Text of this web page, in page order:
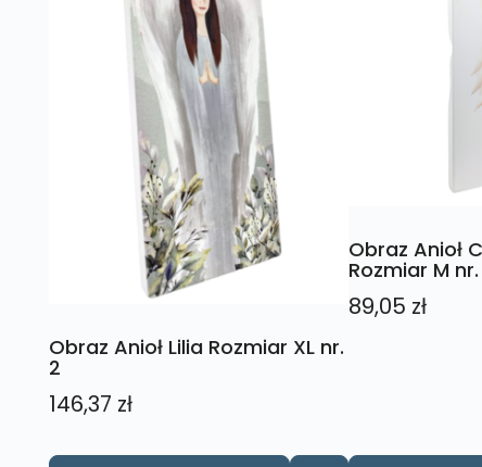
Obraz Anioł Lilia Rozmiar XL nr.
2
146,37 zł
Obraz Anioł
Rozmiar M
89,05 zł